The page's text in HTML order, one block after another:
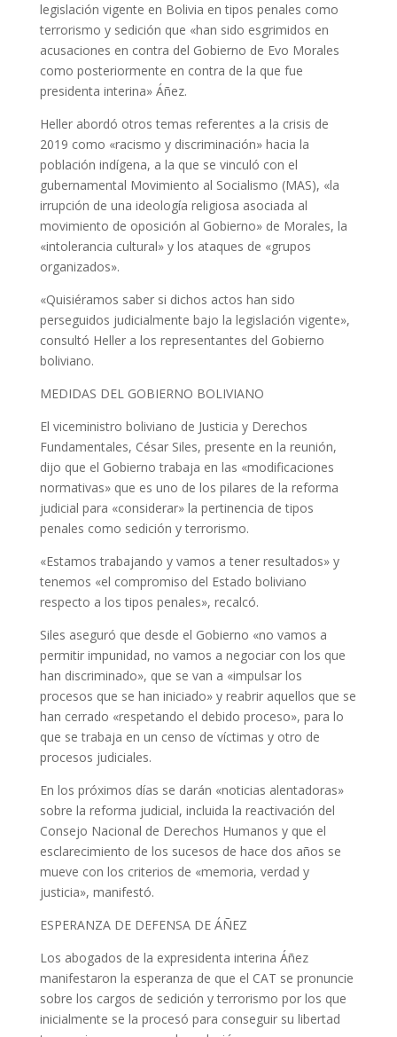
legislación vigente en Bolivia en tipos penales como
terrorismo y sedición que «han sido esgrimidos en
acusaciones en contra del Gobierno de Evo Morales
como posteriormente en contra de la que fue
presidenta interina» Áñez.
Heller abordó otros temas referentes a la crisis de
2019 como «racismo y discriminación» hacia la
población indígena, a la que se vinculó con el
gubernamental Movimiento al Socialismo (MAS), «la
irrupción de una ideología religiosa asociada al
movimiento de oposición al Gobierno» de Morales, la
«intolerancia cultural» y los ataques de «grupos
organizados».
«Quisiéramos saber si dichos actos han sido
perseguidos judicialmente bajo la legislación vigente»,
consultó Heller a los representantes del Gobierno
boliviano.
MEDIDAS DEL GOBIERNO BOLIVIANO
El viceministro boliviano de Justicia y Derechos
Fundamentales, César Siles, presente en la reunión,
dijo que el Gobierno trabaja en las «modificaciones
normativas» que es uno de los pilares de la reforma
judicial para «considerar» la pertinencia de tipos
penales como sedición y terrorismo.
«Estamos trabajando y vamos a tener resultados» y
tenemos «el compromiso del Estado boliviano
respecto a los tipos penales», recalcó.
Siles aseguró que desde el Gobierno «no vamos a
permitir impunidad, no vamos a negociar con los que
han discriminado», que se van a «impulsar los
procesos que se han iniciado» y reabrir aquellos que se
han cerrado «respetando el debido proceso», para lo
que se trabaja en un censo de víctimas y otro de
procesos judiciales.
En los próximos días se darán «noticias alentadoras»
sobre la reforma judicial, incluida la reactivación del
Consejo Nacional de Derechos Humanos y que el
esclarecimiento de los sucesos de hace dos años se
mueve con los criterios de «memoria, verdad y
justicia», manifestó.
ESPERANZA DE DEFENSA DE ÁÑEZ
Los abogados de la expresidenta interina Áñez
manifestaron la esperanza de que el CAT se pronuncie
sobre los cargos de sedición y terrorismo por los que
inicialmente se la procesó para conseguir su libertad